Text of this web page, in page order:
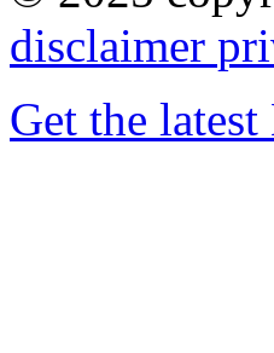
disclaimer
Get the